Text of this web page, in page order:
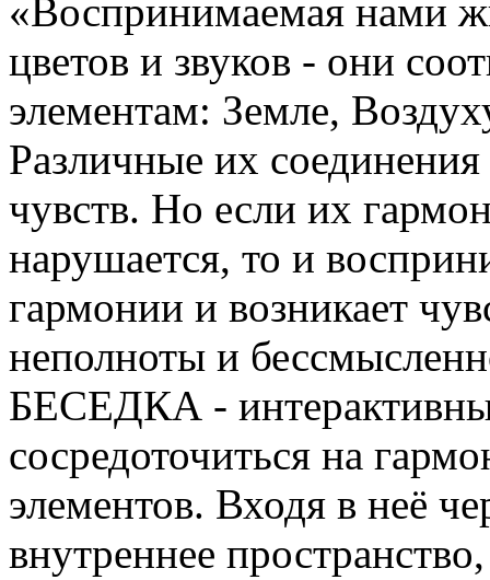
«Воспринимаемая нами
цветов и звуков - они
элементам: Земле,
Различные их
чувств. Но если их
нарушается, то и
гармонии и возникает
неполноты и
БЕСЕДКА -
сосредоточиться на
элементов. Входя в неё
внутреннее